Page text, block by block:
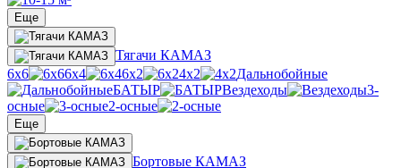
Еще
Тягачи КАМАЗ
6х6
6х4 6х2 4х2
Дальнобойные
БАТЫР
Вездеходы
3-
осные
2-осные
Еще
Бортовые КАМАЗ